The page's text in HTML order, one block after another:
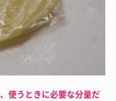
使うときに必要な分量だ